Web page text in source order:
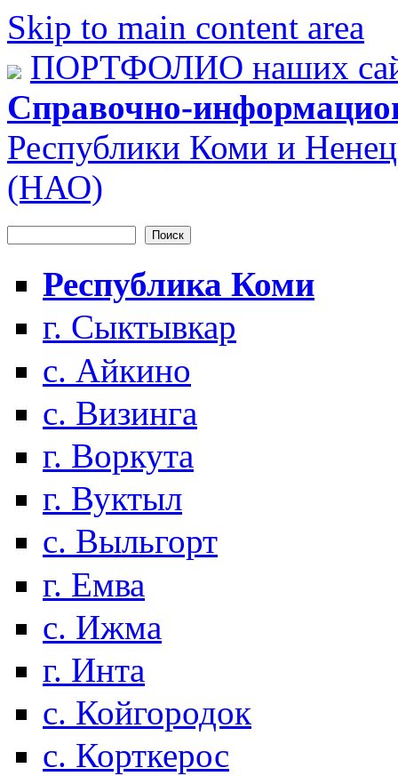
Skip to main content area
ПОРТФОЛИО наших
Справочно-
Республики Коми и
(НАО)
Форма поиска
Республика Коми
г. Сыктывкар
с. Айкино
с. Визинга
г. Воркута
г. Вуктыл
с. Выльгорт
г. Емва
с. Ижма
г. Инта
с. Койгородок
с. Корткерос